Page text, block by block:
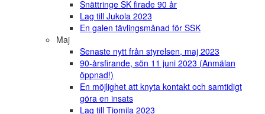
Snättringe SK firade 90 år
Lag till Jukola 2023
En galen tävlingsmånad för SSK
Maj
Senaste nytt från styrelsen, maj 2023
90-årsfirande, sön 11 juni 2023 (Anmälan
öppnad!)
En möjlighet att knyta kontakt och samtidigt
göra en insats
Lag till Tiomila 2023